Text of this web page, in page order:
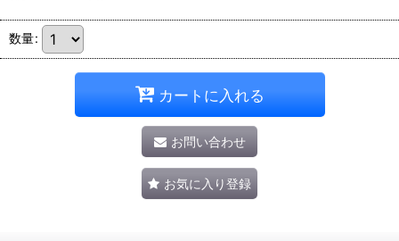
数量:
カートに入れる
お問い合わせ
お気に入り登録